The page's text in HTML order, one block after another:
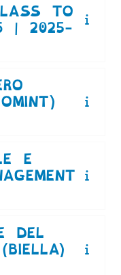
TO
| 2025-
E
DEL